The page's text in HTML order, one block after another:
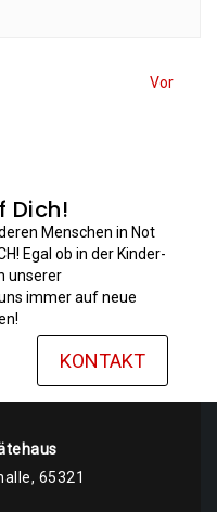
Vor
Dich!
Menschen in Not
Egal ob in der Kinder-
unserer
immer auf neue
KONTAKT
65321